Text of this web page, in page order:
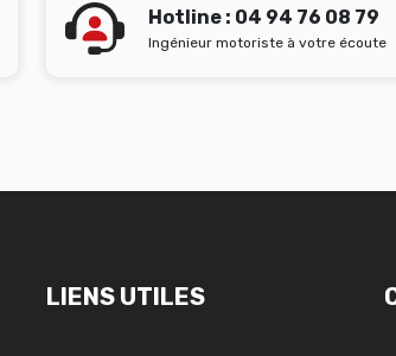
Hotline : 04 94 76 08 79
Ingénieur motoriste à votre écoute
LIENS UTILES